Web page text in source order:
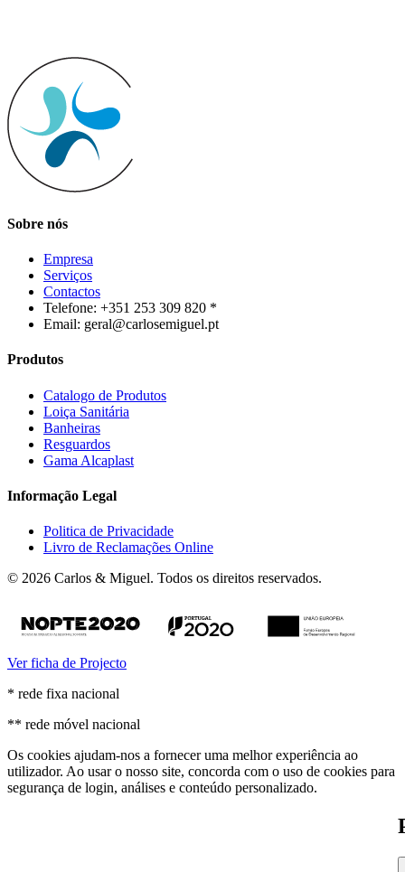
Sobre nós
Empresa
Serviços
Contactos
Telefone: +351 253 309 820 *
Email: geral@carlosemiguel.pt
Produtos
Catalogo de Produtos
Loiça Sanitária
Banheiras
Resguardos
Gama Alcaplast
Informação Legal
Politica de Privacidade
Livro de Reclamações Online
© 2026 Carlos & Miguel. Todos os direitos reservados.
Ver ficha de Projecto
* rede fixa nacional
** rede móvel nacional
Os cookies ajudam-nos a fornecer uma melhor experiência ao
utilizador. Ao usar o nosso site, concorda com o uso de cookies para
segurança de login, análises e conteúdo personalizado.